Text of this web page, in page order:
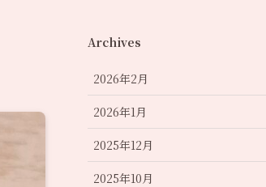
Archives
2026年2月
2026年1月
2025年12月
2025年10月